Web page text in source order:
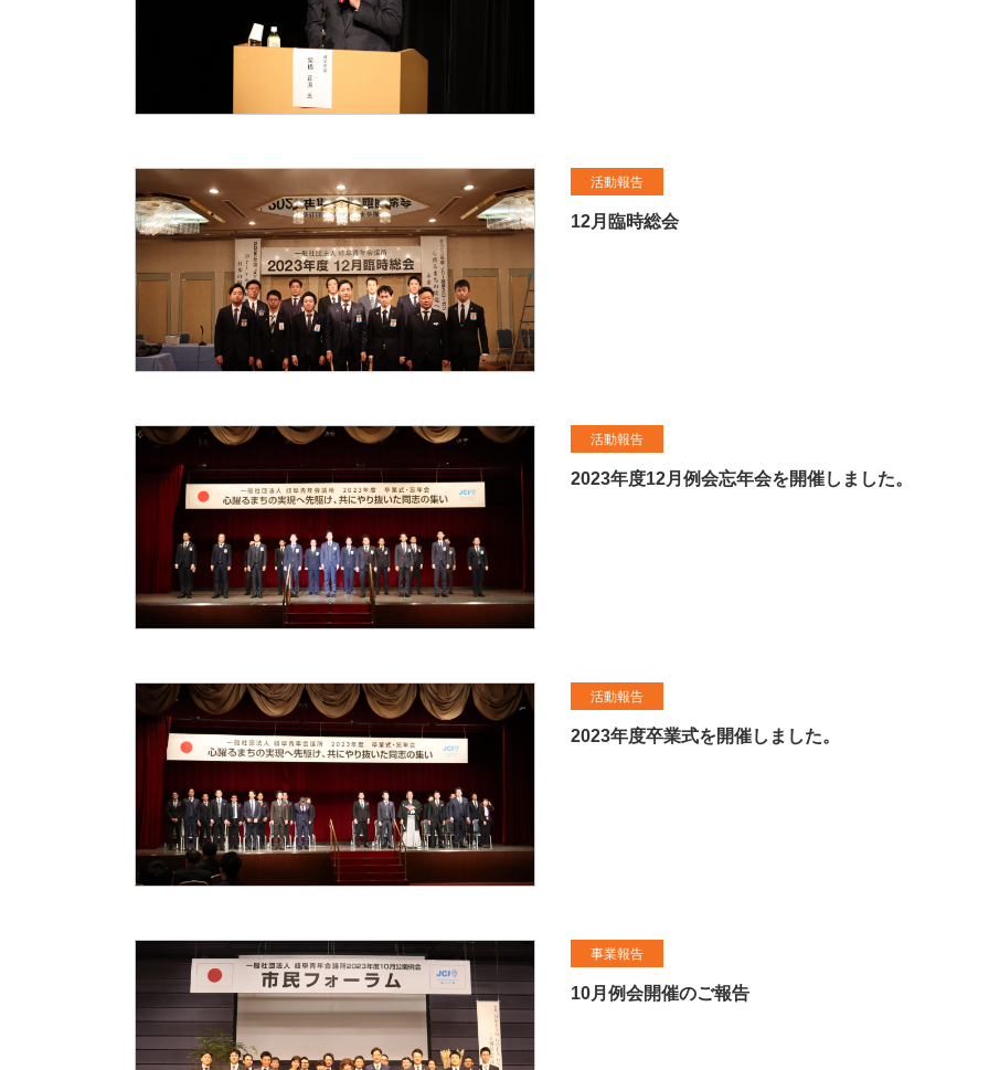
活動報告
12月臨時総会
活動報告
2023年度12月例会忘年会を開催しました。
活動報告
2023年度卒業式を開催しました。
事業報告
10月例会開催のご報告